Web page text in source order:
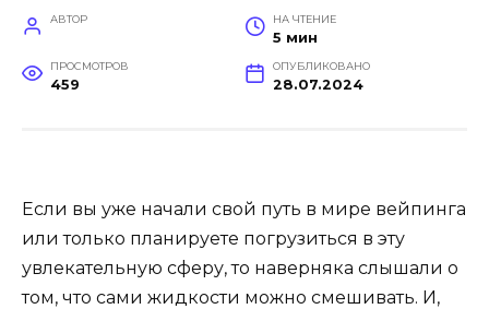
АВТОР НА ЧТЕНИЕ
5 мин
ПРОСМОТРОВ
459
ОПУБЛИКОВАНО
28.07.2024
Если вы уже начали свой путь в мире вейпинга
или только планируете погрузиться в эту
увлекательную сферу, то наверняка слышали о
том, что сами жидкости можно смешивать. И,